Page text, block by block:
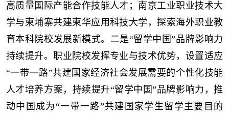
高质量国际产能合作技能人才；南京工业职业技术大
学与柬埔寨共建柬华应用科技大学，探索海外职业教
育本科院校发展新模式。二是“留学中国”品牌影响力
持续提升。职业院校发挥专业与技术优势，设置适应
“一带一路”共建国家经济社会发展需要的个性化技能
人才培养方案，持续提升“留学中国”品牌影响力，推
动中国成为“一带一路”共建国家学生留学主要目的